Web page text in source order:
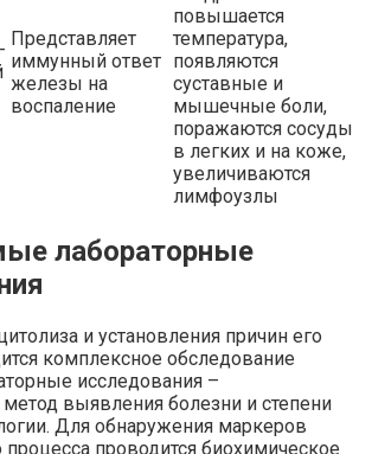
Представляет
иммунный ответ
железы на
воспаление
повышается
температура,
появляются
суставные и
мышечные боли,
поражаются сосуды
в легких и на коже,
увеличиваются
лимфоузлы
лабораторные
и установления причин его
комплексное обследование
исследования –
выявления болезни и степени
Для обнаружения маркеров
процесса проводится биохимическое